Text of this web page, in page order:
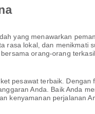
yang menawarkan
rasa lokal, dan menikmati
orang-orang
pesawat terbaik. Dengan
Anda. Baik Anda
kenyamanan perjalanan